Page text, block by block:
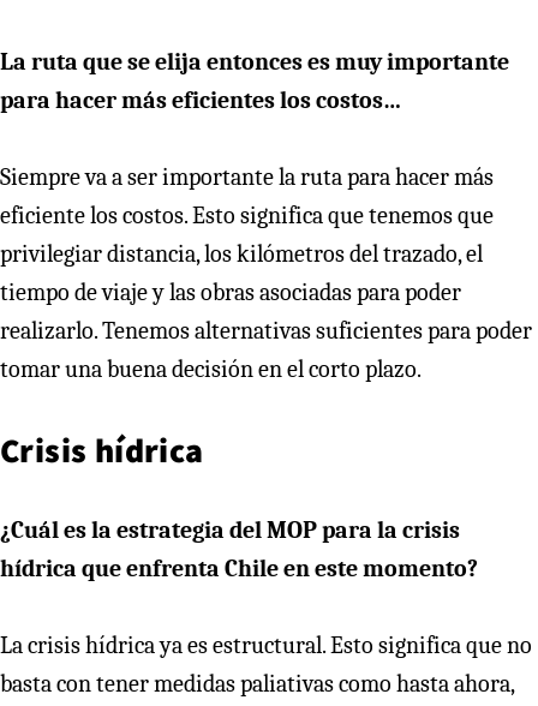
La ruta que se elija entonces es muy importante
para hacer más eficientes los costos…
Siempre va a ser importante la ruta para hacer más
eficiente los costos. Esto significa que tenemos que
privilegiar distancia, los kilómetros del trazado, el
tiempo de viaje y las obras asociadas para poder
realizarlo. Tenemos alternativas suficientes para poder
tomar una buena decisión en el corto plazo.
Crisis hídrica
¿Cuál es la estrategia del MOP para la crisis
hídrica que enfrenta Chile en este momento?
La crisis hídrica ya es estructural. Esto significa que no
basta con tener medidas paliativas como hasta ahora,